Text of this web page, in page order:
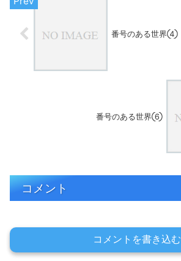
番号のある世界④
番号のある世界⑥
コメント
コメントを書き込む